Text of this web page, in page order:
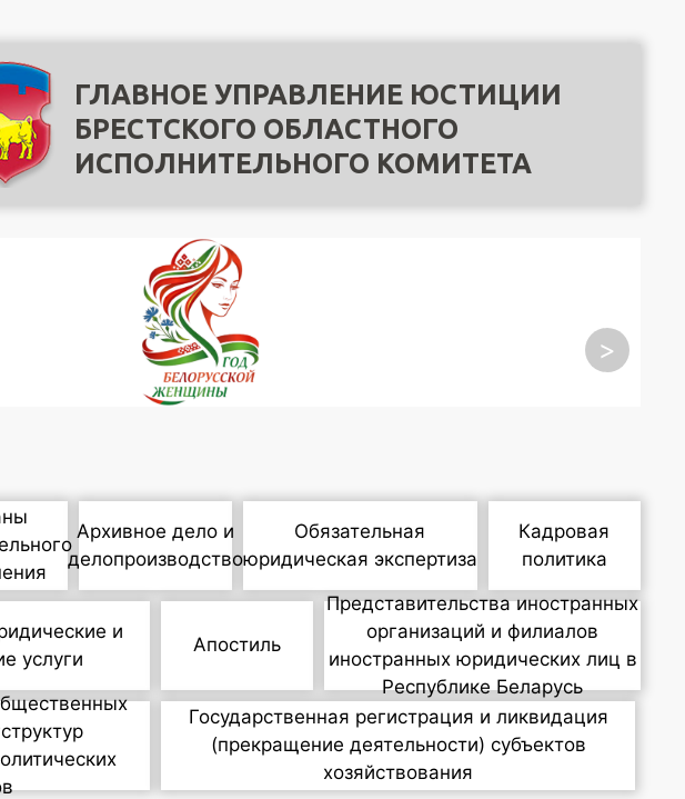
ГЛАВНОЕ УПРАВЛЕНИЕ ЮСТИЦИИ
БРЕСТСКОГО ОБЛАСТНОГО
ИСПОЛНИТЕЛЬНОГО КОМИТЕТА
>
Архивное дело и
делопроизводство
Обязательная
юридическая экспертиза
Кадровая
политика
и
услуги
Апостиль
Представительства иностранных
организаций и филиалов
иностранных юридических лиц в
Республике Беларусь
Государственная регистрация и ликвидация
(прекращение деятельности) субъектов
хозяйствования